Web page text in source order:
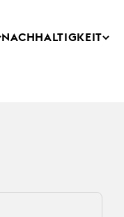
NACHHALTIGKEIT